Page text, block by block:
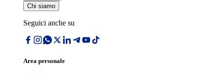
Chi siamo
Seguici anche su
Area personale